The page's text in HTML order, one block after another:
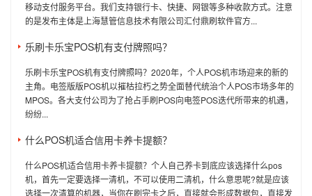
移动支付服务平台。我们支持银行卡、快捷、网银等多种收款方式。注意
的是发布主体是上海慧管信息技术有限公司汇付鼎刷软件官方...
乐刷卡乐宝POS机有支付牌照吗？
乐刷卡乐宝POS机有支付牌照吗？2020年，个人POS机市场迎来的新的
主角。电签版版POS机以摧枯拉朽之势全面替代统治个人POS市场多年的
MPOS。各大支付公司为了抢占手刷POS向电签POS迭代所带来的机遇，
纷纷...
什么POS机适合信用卡养卡提额？
什么POS机适合信用卡养卡提额？个人自己养卡到底应该选择什么pos
机，首先一定要选择一清机，不可以使用二清机，什么意思呢?就是应该
选择一次清算的机器，当你在刷完卡之后，直接就会形成数据包，直接发